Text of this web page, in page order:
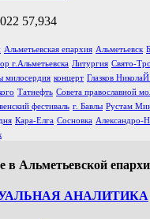
57,934
Альметьевская епархия Альметьевск
г.Альметьевска Литургия Свято-
милосердия концерт Глазков
Татнефть Совета православной
фестиваль г. Бавлы Рустам
Кара-Елга Сосновка Александро-
в Альметьевской
АНАЛИТИКА